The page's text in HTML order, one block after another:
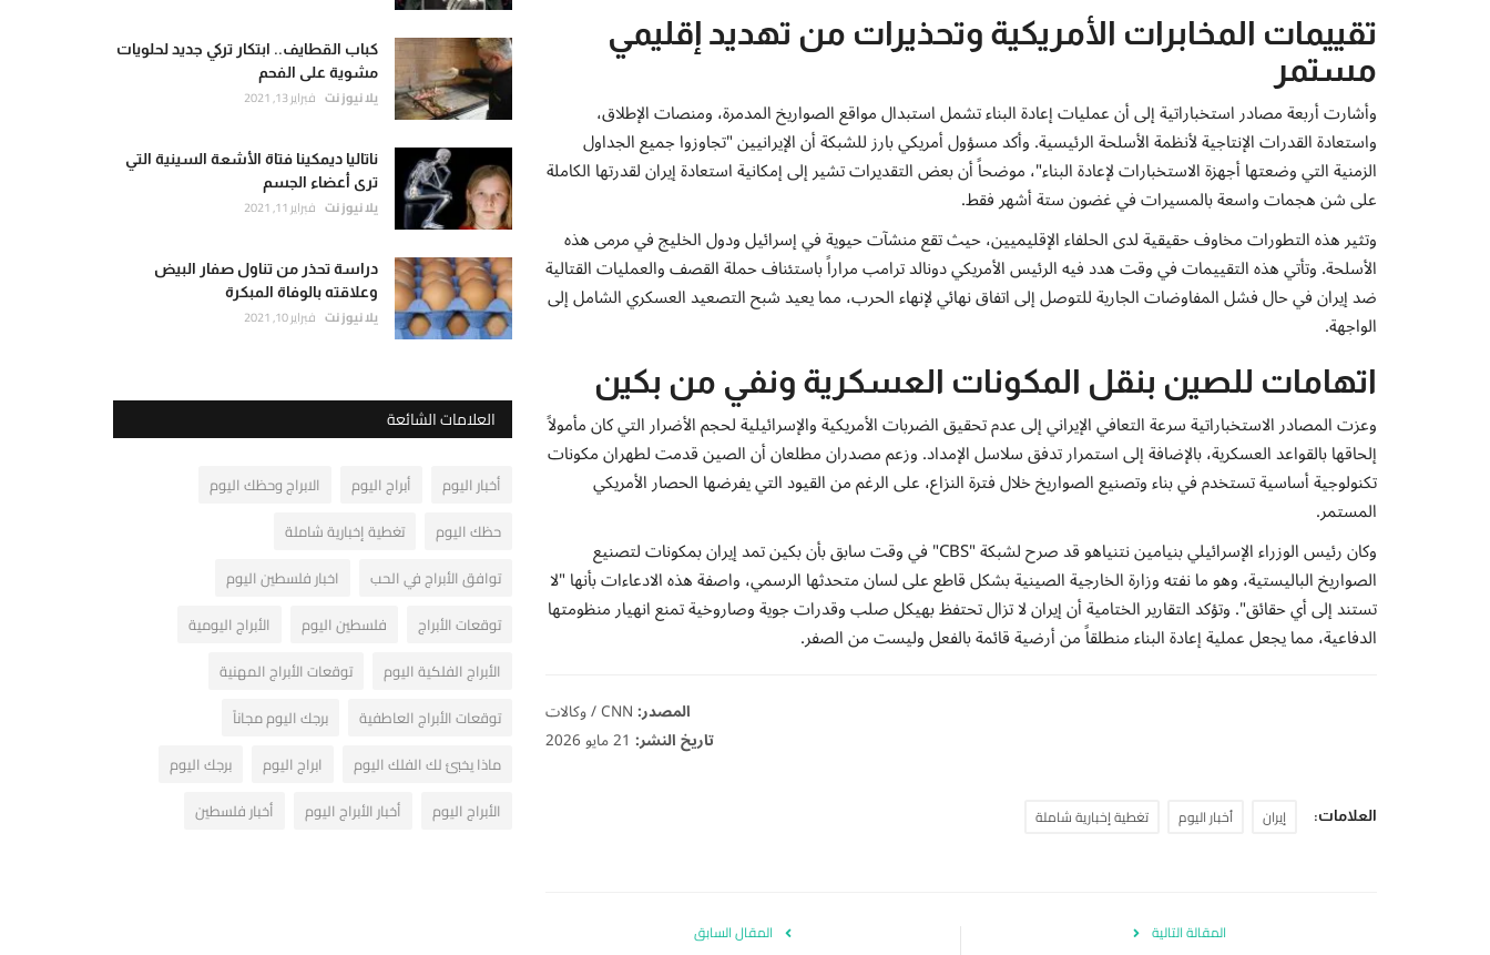
تقييمات المخابرات الأمريكية وتحذيرات من تهديد إقليمي
مستمر
وأشارت أربعة مصادر استخباراتية إلى أن عمليات إعادة البناء تشمل استبدال مواقع الصواريخ المدمرة، ومنصات الإطلاق،
واستعادة القدرات الإنتاجية لأنظمة الأسلحة الرئيسية. وأكد مسؤول أمريكي بارز للشبكة أن الإيرانيين "تجاوزوا جميع الجداول
الزمنية التي وضعتها أجهزة الاستخبارات لإعادة البناء"، موضحاً أن بعض التقديرات تشير إلى إمكانية استعادة إيران لقدرتها الكاملة
على شن هجمات واسعة بالمسيرات في غضون ستة أشهر فقط.
وتثير هذه التطورات مخاوف حقيقية لدى الحلفاء الإقليميين، حيث تقع منشآت حيوية في إسرائيل ودول الخليج في مرمى هذه
الأسلحة. وتأتي هذه التقييمات في وقت هدد فيه الرئيس الأمريكي دونالد ترامب مراراً باستئناف حملة القصف والعمليات القتالية
ضد إيران في حال فشل المفاوضات الجارية للتوصل إلى اتفاق نهائي لإنهاء الحرب، مما يعيد شبح التصعيد العسكري الشامل إلى
الواجهة.
اتهامات للصين بنقل المكونات العسكرية ونفي من بكين
وعزت المصادر الاستخباراتية سرعة التعافي الإيراني إلى عدم تحقيق الضربات الأمريكية والإسرائيلية لحجم الأضرار التي كان مأمولاً
إلحاقها بالقواعد العسكرية، بالإضافة إلى استمرار تدفق سلاسل الإمداد. وزعم مصدران مطلعان أن الصين قدمت لطهران مكونات
تكنولوجية أساسية تستخدم في بناء وتصنيع الصواريخ خلال فترة النزاع، على الرغم من القيود التي يفرضها الحصار الأمريكي
المستمر.
وكان رئيس الوزراء الإسرائيلي بنيامين نتنياهو قد صرح لشبكة "CBS" في وقت سابق بأن بكين تمد إيران بمكونات لتصنيع
الصواريخ الباليستية، وهو ما نفته وزارة الخارجية الصينية بشكل قاطع على لسان متحدثها الرسمي، واصفة هذه الادعاءات بأنها "لا
تستند إلى أي حقائق". وتؤكد التقارير الختامية أن إيران لا تزال تحتفظ بهيكل صلب وقدرات جوية وصاروخية تمنع انهيار منظومتها
الدفاعية، مما يجعل عملية إعادة البناء منطلقاً من أرضية قائمة بالفعل وليست من الصفر.
المصدر:
تاريخ النشر:
العلامات: إيران أخبار اليوم تغطية إخبارية شاملة
المقال السابق المقالة التالية
كباب القطايف.. ابتكار تركي جديد لحلويات
مشوية على الفحم
يلا نيوز نت فبراير 13, 2021
ناتاليا ديمكينا فتاة الأشعة السينية التي
ترى أعضاء الجسم
يلا نيوز نت فبراير 11, 2021
دراسة تحذر من تناول صفار البيض
وعلاقته بالوفاة المبكرة
يلا نيوز نت فبراير 10, 2021
العلامات الشائعة
أخبار اليوم أبراج اليوم
الابراج وحظك اليوم
حظك اليوم
تغطية إخبارية شاملة
توافق الأبراج في الحب
اخبار فلسطين اليوم
توقعات الأبراج
فلسطين اليوم
الأبراج اليومية
الأبراج الفلكية اليوم
توقعات الأبراج المهنية
توقعات الأبراج العاطفية
برجك اليوم مجاناً
ماذا يخبئ لك الفلك اليوم
ابراج اليوم
برجك اليوم
الأبراج اليوم
أخبار الأبراج اليوم أخبار فلسطين